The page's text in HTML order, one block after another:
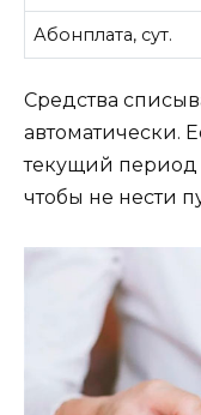
Абонплата, сут.
Средства
автоматически.
текущий период
чтобы не нести